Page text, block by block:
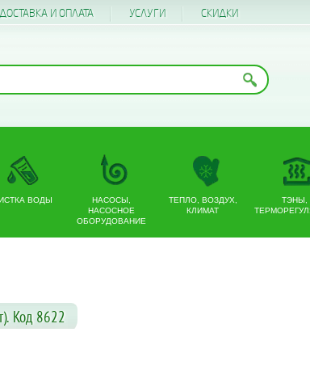
ДОСТАВКА И ОПЛАТА УСЛУГИ CКИДКИ
ВОДЫ
НАСОСЫ,
НАСОСНОЕ
ОБОРУДОВАНИЕ
ТЕПЛО, ВОЗДУХ,
КЛИМАТ
ТЭНЫ,
Код 8622